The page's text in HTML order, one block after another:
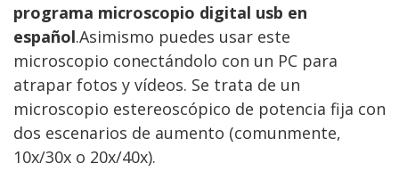
programa microscopio digital usb en
español.Asimismo puedes usar este
microscopio conectándolo con un PC para
atrapar fotos y vídeos. Se trata de un
microscopio estereoscópico de potencia fija con
dos escenarios de aumento (comunmente,
10x/30x o 20x/40x).